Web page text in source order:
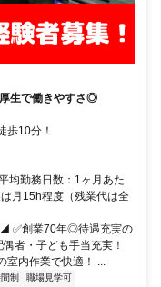
生で働きやすさ◎
歩10分！
均勤務日数：1ヶ月あた
月15h程度（残業代は全
✅創業70年◎待遇充実の
者・子ども手当充実！
室内作業で快適！ ...
制
職場見学可